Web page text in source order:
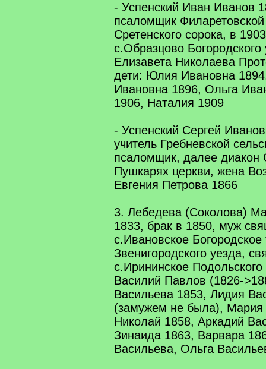
- Успенский Иван Иванов
псаломщик
Сретенского сорока, в
с.Образцово
Елизавета Николаева
дети: Юлия Ивановна
Ивановна 1896, Ольга
1906, Наталия 1909
- Успенский Сергей
учитель Гребневской
псаломщик, далее диакон
Пушкарях церкви, жена
Евгения Петрова 1866
3. Лебедева (Соколова)
1833, брак в 1850, муж
с.Ивановское Богородское
Звенигородского уезда,
с.Ирининское
Василий Павлов (1826-
Васильева 1853, Лидия
(замужем не была), Мария
Николай 1858, Аркадий
Зинаида 1863, Варвара
Васильева, Ольга